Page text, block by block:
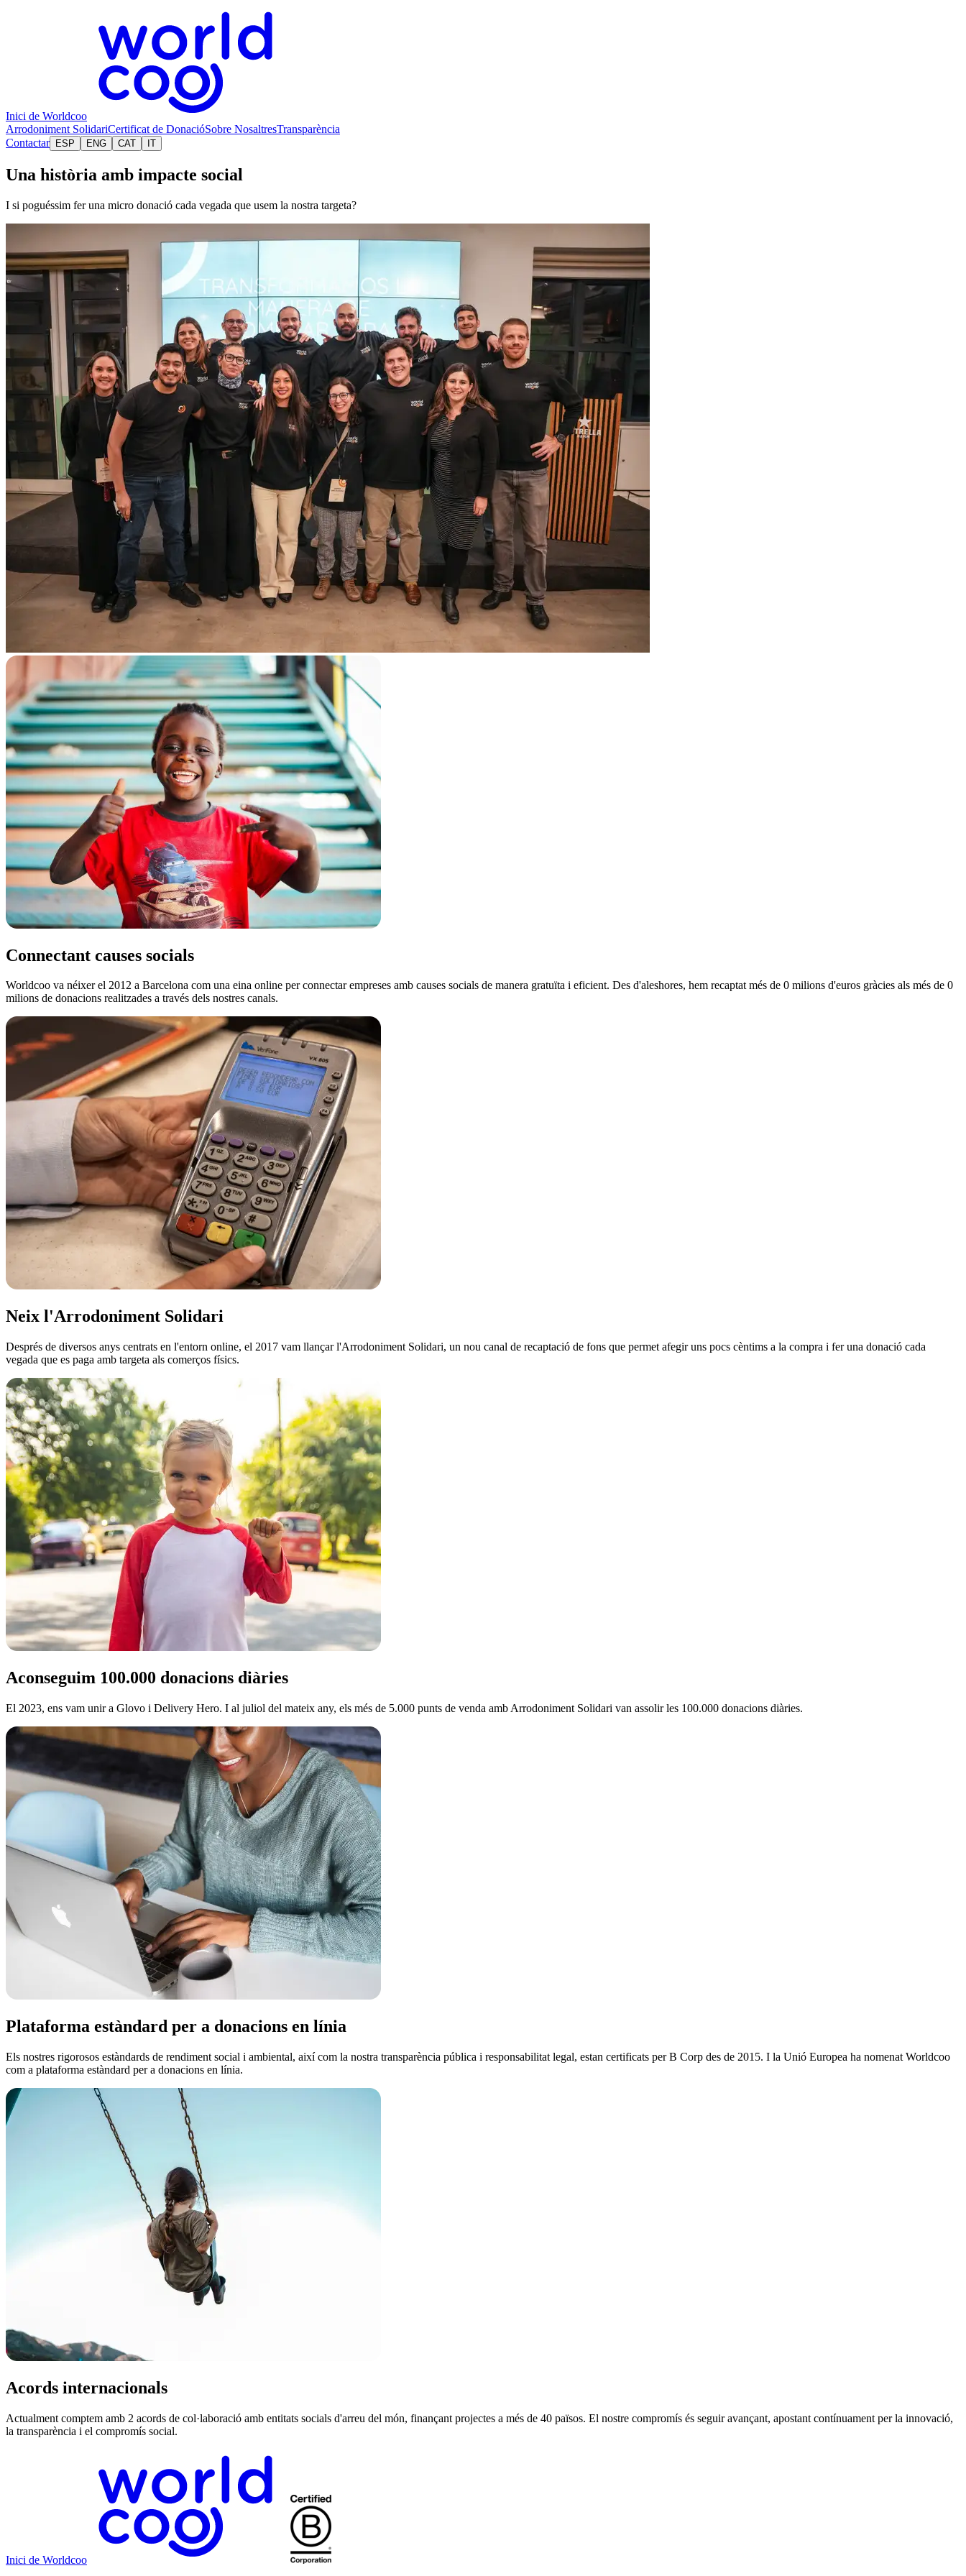
Inici de Worldcoo
Arrodoniment SolidariCertificat de DonacióSobre NosaltresTransparència
Contactar
ESP ENG CAT IT
Una història amb impacte social
I si poguéssim fer una micro donació cada vegada que usem la nostra targeta?
Connectant causes socials
Worldcoo va néixer el 2012 a Barcelona com una eina online per connectar empreses amb causes socials de manera gratuïta i eficient. Des d'aleshores, hem recaptat més de 0 milions d'euros gràcies als més de 0
milions de donacions realitzades a través dels nostres canals.
Neix l'Arrodoniment Solidari
Després de diversos anys centrats en l'entorn online, el 2017 vam llançar l'Arrodoniment Solidari, un nou canal de recaptació de fons que permet afegir uns pocs cèntims a la compra i fer una donació cada
vegada que es paga amb targeta als comerços físics.
Aconseguim 100.000 donacions diàries
El 2023, ens vam unir a Glovo i Delivery Hero. I al juliol del mateix any, els més de 5.000 punts de venda amb Arrodoniment Solidari van assolir les 100.000 donacions diàries.
Plataforma estàndard per a donacions en línia
Els nostres rigorosos estàndards de rendiment social i ambiental, així com la nostra transparència pública i responsabilitat legal, estan certificats per B Corp des de 2015. I la Unió Europea ha nomenat Worldcoo
com a plataforma estàndard per a donacions en línia.
Acords internacionals
Actualment comptem amb 2 acords de col·laboració amb entitats socials d'arreu del món, finançant projectes a més de 40 països. El nostre compromís és seguir avançant, apostant contínuament per la innovació,
la transparència i el compromís social.
Inici de Worldcoo